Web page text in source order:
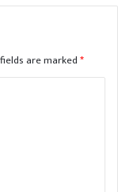
are marked*